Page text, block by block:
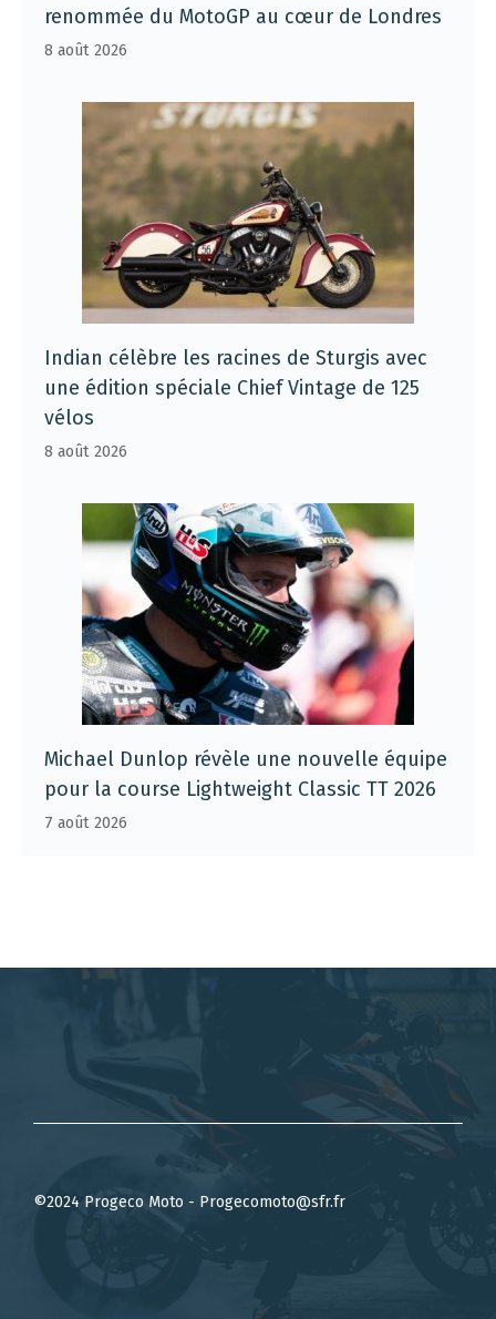
renommée du MotoGP au cœur de Londres
8 août 2026
Indian célèbre les racines de Sturgis avec
une édition spéciale Chief Vintage de 125
vélos
8 août 2026
Michael Dunlop révèle une nouvelle équipe
pour la course Lightweight Classic TT 2026
7 août 2026
©2024 Progeco Moto - Progecomoto@sfr.fr